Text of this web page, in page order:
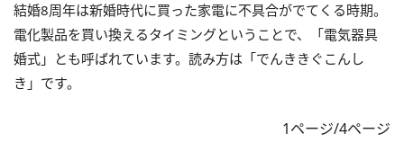
結婚8周年は新婚時代に買った家電に不具合がでてくる時期。
電化製品を買い換えるタイミングということで、「電気器具
婚式」とも呼ばれています。読み方は「でんききぐこんし
き」です。
1ページ/4ページ